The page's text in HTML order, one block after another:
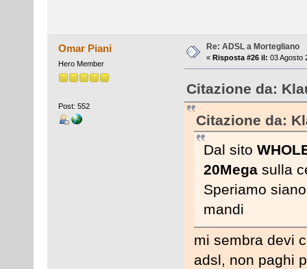
Omar Piani
Hero Member
Post: 552
Re: ADSL a Mortegliano
« Risposta #26 il: 03 Agosto
Citazione da:
Citazione da:
Dal sito
20Mega sulla
Speriamo
mandi
mi sembra devi
adsl, non paghi